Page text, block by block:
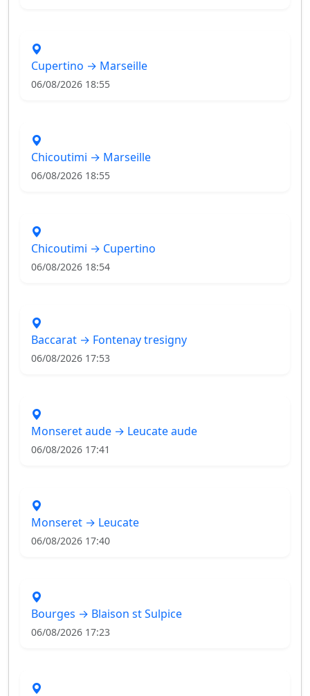
Cupertino → Marseille
06/08/2026 18:55
Chicoutimi → Marseille
06/08/2026 18:55
Chicoutimi → Cupertino
06/08/2026 18:54
Baccarat → Fontenay tresigny
06/08/2026 17:53
Monseret aude → Leucate aude
06/08/2026 17:41
Monseret → Leucate
06/08/2026 17:40
Bourges → Blaison st Sulpice
06/08/2026 17:23